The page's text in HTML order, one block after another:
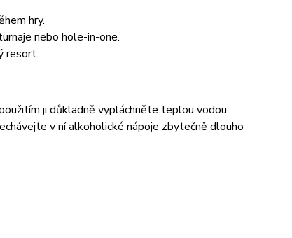
hry.
nebo hole-in-one.
resort.
ji důkladně vypláchněte teplou vodou.
v ní alkoholické nápoje zbytečně dlouho